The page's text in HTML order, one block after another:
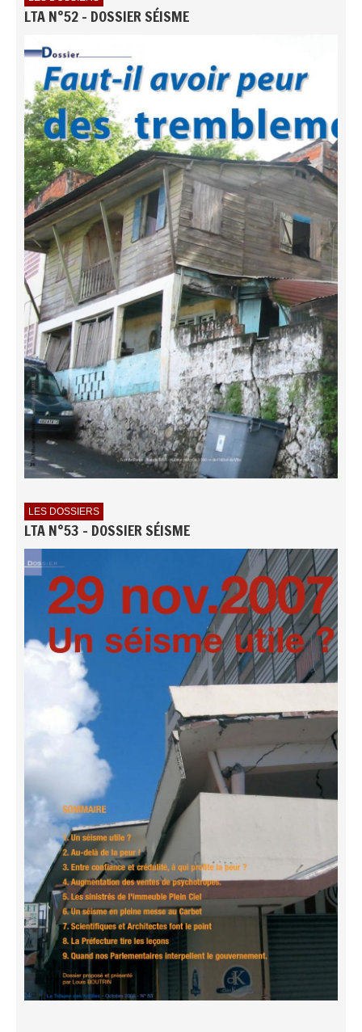
LTA N°52 - DOSSIER SÉISME
LES DOSSIERS
LTA N°53 - DOSSIER SÉISME